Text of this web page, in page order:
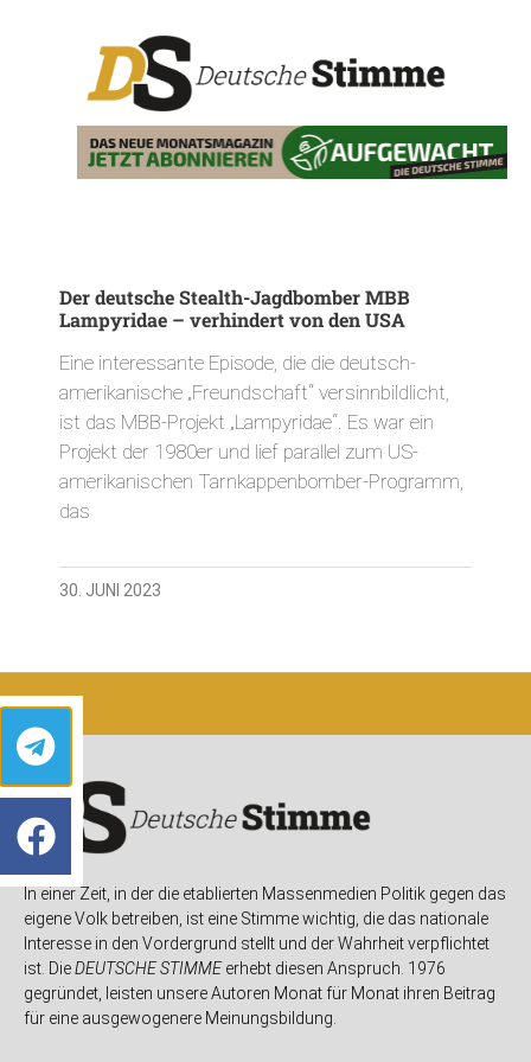
Der deutsche Stealth-Jagdbomber MBB
Lampyridae – verhindert von den USA
Eine interessante Episode, die die deutsch-
amerikanische „Freundschaft“ versinnbildlicht,
ist das MBB-Projekt „Lampyridae“. Es war ein
Projekt der 1980er und lief parallel zum US-
amerikanischen Tarnkappenbomber-Programm,
das
30. JUNI 2023
In einer Zeit, in der die etablierten Massenmedien Politik gegen das
eigene Volk betreiben, ist eine Stimme wichtig, die das nationale
Interesse in den Vordergrund stellt und der Wahrheit verpflichtet
ist. DieDEUTSCHE STIMMEerhebt diesen Anspruch. 1976
gegründet, leisten unsere Autoren Monat für Monat ihren Beitrag
für eine ausgewogenere Meinungsbildung.